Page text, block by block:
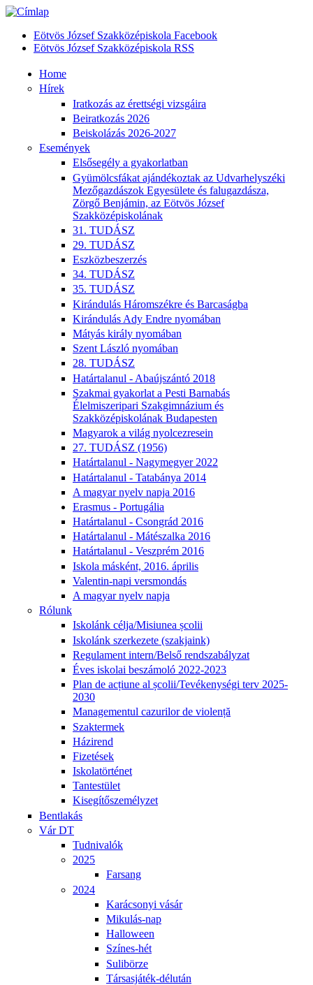
Eötvös József Szakközépiskola Facebook
Eötvös József Szakközépiskola RSS
Home
Hírek
Iratkozás az érettségi vizsgáira
Beiratkozás 2026
Beiskolázás 2026-2027
Események
Elsősegély a gyakorlatban
Gyümölcsfákat ajándékoztak az Udvarhelyszéki
Mezőgazdászok Egyesülete és falugazdásza,
Zörgő Benjámin, az Eötvös József
Szakközépiskolának
31. TUDÁSZ
29. TUDÁSZ
Eszközbeszerzés
34. TUDÁSZ
35. TUDÁSZ
Kirándulás Háromszékre és Barcaságba
Kirándulás Ady Endre nyomában
Mátyás király nyomában
Szent László nyomában
28. TUDÁSZ
Határtalanul - Abaújszántó 2018
Szakmai gyakorlat a Pesti Barnabás
Élelmiszeripari Szakgimnázium és
Szakközépiskolának Budapesten
Magyarok a világ nyolcezresein
27. TUDÁSZ (1956)
Határtalanul - Nagymegyer 2022
Határtalanul - Tatabánya 2014
A magyar nyelv napja 2016
Erasmus - Portugália
Határtalanul - Csongrád 2016
Határtalanul - Mátészalka 2016
Határtalanul - Veszprém 2016
Iskola másként, 2016. április
Valentin-napi versmondás
A magyar nyelv napja
Rólunk
Iskolánk célja/Misiunea școlii
Iskolánk szerkezete (szakjaink)
Regulament intern/Belső rendszabályzat
Éves iskolai beszámoló 2022-2023
Plan de acțiune al școlii/Tevékenységi terv 2025-
2030
Managementul cazurilor de violență
Szaktermek
Házirend
Fizetések
Iskolatörténet
Tantestület
Kisegítőszemélyzet
Bentlakás
Vár DT
Tudnivalók
2025
Farsang
2024
Karácsonyi vásár
Mikulás-nap
Halloween
Színes-hét
Sulibörze
Társasjáték-délután